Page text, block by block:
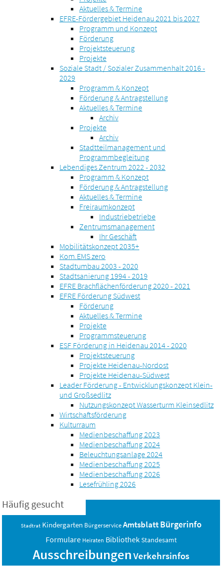
Aktuelles & Termine
EFRE-Fördergebiet Heidenau 2021 bis 2027
Programm und Konzept
Förderung
Projektsteuerung
Projekte
Soziale Stadt / Sozialer Zusammenhalt 2016 -
2029
Programm & Konzept
Förderung & Antragstellung
Aktuelles & Termine
Archiv
Projekte
Archiv
Stadtteilmanagement und
Programmbegleitung
Lebendiges Zentrum 2022 - 2032
Programm & Konzept
Förderung & Antragstellung
Aktuelles & Termine
Freiraumkonzept
Industriebetriebe
Zentrumsmanagement
Ihr Geschäft
Mobilitätskonzept 2035+
Kom.EMS zero
Stadtumbau 2003 - 2020
Stadtsanierung 1994 - 2019
EFRE Brachflächenförderung 2020 - 2021
EFRE Förderung Südwest
Förderung
Aktuelles & Termine
Projekte
Programmsteuerung
ESF Förderung in Heidenau 2014 - 2020
Projektsteuerung
Projekte Heidenau-Nordost
Projekte Heidenau-Südwest
Leader Förderung - Entwicklungskonzept Klein-
und Großsedlitz
Nutzungskonzept Wasserturm Kleinsedlitz
Wirtschaftsförderung
Kulturraum
Medienbeschaffung 2023
Medienbeschaffung 2024
Beleuchtungsanlage 2024
Medienbeschaffung 2025
Medienbeschaffung 2026
Lesefrühling 2026
Häufig gesucht
Stadtrat Kindergarten Bürgerservice Amtsblatt Bürgerinfo
Formulare Heiraten BibliothekStandesamt
AusschreibungenVerkehrsinfos